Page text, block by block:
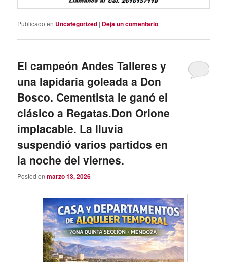
Publicado en Uncategorized | Deja un comentario
El campeón Andes Talleres y
una lapidaria goleada a Don
Bosco. Cementista le ganó el
clásico a Regatas.Don Orione
implacable. La lluvia
suspendió varios partidos en
la noche del viernes.
Posted onmarzo 13, 2026